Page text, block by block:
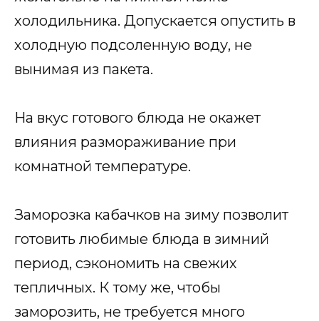
холодильника. Допускается опустить в
холодную подсоленную воду, не
вынимая из пакета.
На вкус готового блюда не окажет
влияния размораживание при
комнатной температуре.
Заморозка кабачков на зиму позволит
готовить любимые блюда в зимний
период, сэкономить на свежих
тепличных. К тому же, чтобы
заморозить, не требуется много